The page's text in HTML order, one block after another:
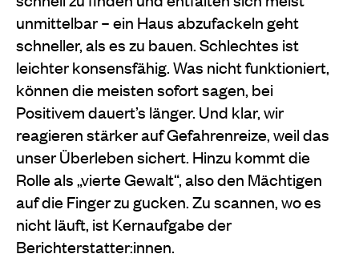
unmittelbar – ein Haus abzufackeln geht
schneller, als es zu bauen. Schlechtes ist
leichter konsensfähig. Was nicht funktioniert,
können die meisten sofort sagen, bei
Positivem dauert’s länger. Und klar, wir
reagieren stärker auf Gefahrenreize, weil das
unser Überleben sichert. Hinzu kommt die
Rolle als „vierte Gewalt“, also den Mächtigen
auf die Finger zu gucken. Zu scannen, wo es
nicht läuft, ist Kernaufgabe der
Berichterstatter:innen.